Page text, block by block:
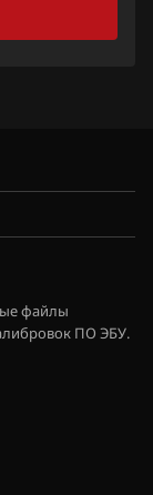
файлы
ПО ЭБУ.